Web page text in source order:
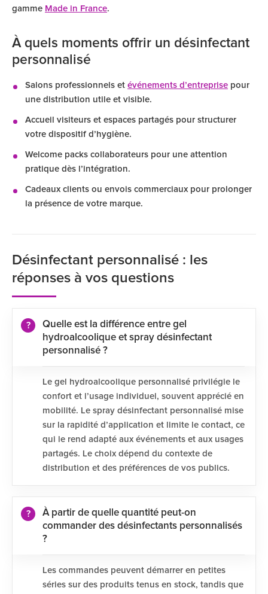
gamme Made in France.
À quels moments offrir un désinfectant
personnalisé
Salons professionnels et événements d’entreprise pour
une distribution utile et visible.
Accueil visiteurs et espaces partagés pour structurer
votre dispositif d’hygiène.
Welcome packs collaborateurs pour une attention
pratique dès l’intégration.
Cadeaux clients ou envois commerciaux pour prolonger
la présence de votre marque.
Désinfectant personnalisé : les
réponses à vos questions
Quelle est la différence entre gel
hydroalcoolique et spray désinfectant
personnalisé ?
Le gel hydroalcoolique personnalisé privilégie le
confort et l’usage individuel, souvent apprécié en
mobilité. Le spray désinfectant personnalisé mise
sur la rapidité d’application et limite le contact, ce
qui le rend adapté aux événements et aux usages
partagés. Le choix dépend du contexte de
distribution et des préférences de vos publics.
À partir de quelle quantité peut-on
commander des désinfectants personnalisés
?
Les commandes peuvent démarrer en petites
séries sur des produits tenus en stock, tandis que